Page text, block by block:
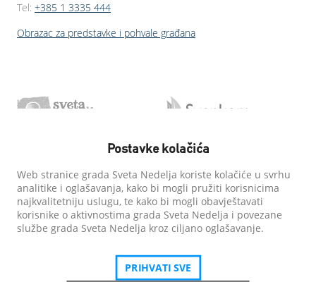
Tel: +385 1 3335 444
Obrazac za predstavke i pohvale građana
Postavke kolačića
Web stranice grada Sveta Nedelja koriste kolačiće u svrhu
analitike i oglašavanja, kako bi mogli pružiti korisnicima
najkvalitetniju uslugu, te kako bi mogli obavještavati
korisnike o aktivnostima grada Sveta Nedelja i povezane
službe grada Sveta Nedelja kroz ciljano oglašavanje.
PRIHVATI SVE